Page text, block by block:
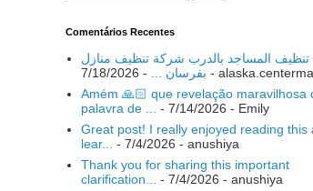
Comentários Recentes
المساجد بالدرب شركة تنظيف منازل
بفرسان ...
- 7/18/2026
-
Amém 🙏🏻 que revelação maravilhosa
palavra de ...
- 7/14/2026 - Emily
Great post! I really enjoyed reading this
lear...
- 7/4/2026 - anushiya
Thank you for sharing this important
clarification...
- 7/4/2026 - anushiya